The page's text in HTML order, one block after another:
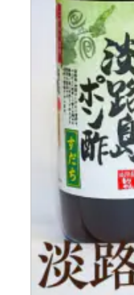
ふるさ
10秒
自治
はじめ